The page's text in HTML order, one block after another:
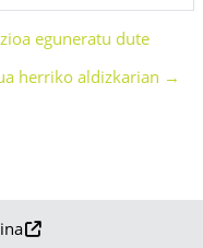
eguneratu dute
herriko aldizkarian →